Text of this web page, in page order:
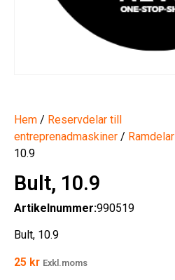
Hem / Reservdelar till
entreprenadmaskiner / Ramdelar
10.9
Bult, 10.9
Artikelnummer:990519
Bult, 10.9
25 kr Exkl.moms